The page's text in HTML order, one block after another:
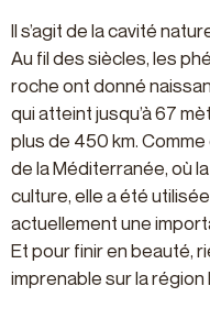
Il s’agit de la cavité
Au fil des siècles, les
roche ont donné
qui atteint jusqu’à 67
plus de 450 km.
de la Méditerranée, où
culture, elle a été
actuellement une
Et pour finir en beauté,
imprenable sur la